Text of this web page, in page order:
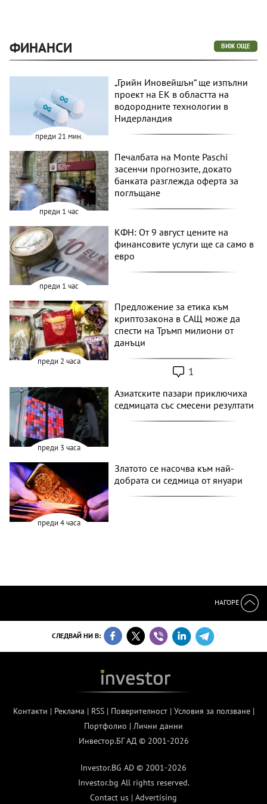
ФИНАНСИ ВИЖ ОЩЕ
преди 21 мин.
„Грийн Иновейшън“ ще изпълни
проект на ЕК в областта на
водородните технологии в
Нидерландия
преди 1 час
Печалбата на Monte Paschi
засенчи прогнозите, докато
банката разглежда оферта за
поглъщане
преди 1 час
КФН: От 9 август цените на
финансовите услуги ще са само в
евро
преди 2 часа
Предложение за етика към
криптозакона в САЩ може да
спести на Тръмп милиони от
данъци
1
преди 3 часа
Азиатските пазари приключиха
седмицата със смесени резултати
преди 4 часа
Златото се насочва към най-
добрата си седмица от януари
НАГОРЕ
СЛЕДВАЙ НИ В:
Контакти | Реклама | RSS| Поверителност| Условия за ползване|
Портфолио | Лични данни
Инвестор.БГ АД © 2001-2026
Investor.BG AD © 2001-2026
Investor.bg All rights reserved.
Contact us | Advertising